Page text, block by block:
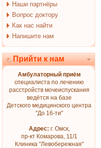
Наши партнёры
Вопрос доктору
Как нас найти
Напишите нам
Прийти к нам
Амбулаторный приём
специалиста по лечению
расстройств мочеиспускания
ведётся на базе
Детского медицинского центра
"До 16-ти"
Адрес: г. Омск,
пр-кт Комарова, 11/1
Клиника "Левобережная"